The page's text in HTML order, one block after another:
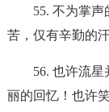
55. 不为掌
苦，仅有辛勤的
56. 也许流
丽的回忆！也许